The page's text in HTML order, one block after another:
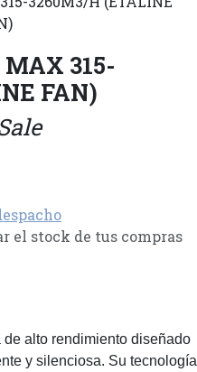
MAX 315-
FAN)
el stock de tus compras
de alto rendimiento diseñado
y silenciosa. Su tecnología